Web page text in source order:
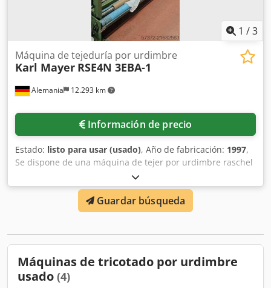
1 /3
Alemania 12.293 km
Máquina de tejeduría por urdimbre
Karl Mayer RSE4N 3EBA-1
Información de precio
Estado: listo para usar (usado), Año de fabricación: 1997,
Se dispone de una máquina de tejer por urdimbre raschel
Karl Mayer. Ancho de trabajo: 130 pulgadas, finura: E32,
alimentación del hilo: EBA-1, elemento de formación de
deslizador: C-32-28/P2, elemento de formación de aguja
corrediza: Spec-38-45 G105, elemento de formación de
peine perforador: S-32-93H-0, velocidad: 1800-2000 rpm,
Documentación disponible. Es posible la inspección in situ.
Chjdpfx Amjyz Apdjksa
Guardar búsqueda
Máquinas de tricotado por urdimbre
usado (4)